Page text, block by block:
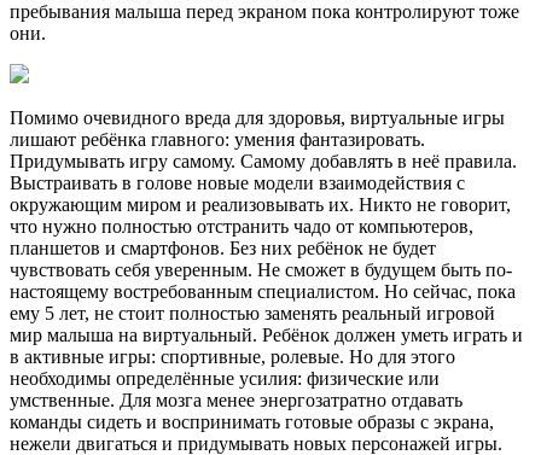
пребывания малыша перед экраном пока контролируют тоже
они.
Помимо очевидного вреда для здоровья, виртуальные игры
лишают ребёнка главного: умения фантазировать.
Придумывать игру самому. Самому добавлять в неё правила.
Выстраивать в голове новые модели взаимодействия с
окружающим миром и реализовывать их. Никто не говорит,
что нужно полностью отстранить чадо от компьютеров,
планшетов и смартфонов. Без них ребёнок не будет
чувствовать себя уверенным. Не сможет в будущем быть по-
настоящему востребованным специалистом. Но сейчас, пока
ему 5 лет, не стоит полностью заменять реальный игровой
мир малыша на виртуальный. Ребёнок должен уметь играть и
в активные игры: спортивные, ролевые. Но для этого
необходимы определённые усилия: физические или
умственные. Для мозга менее энергозатратно отдавать
команды сидеть и воспринимать готовые образы с экрана,
нежели двигаться и придумывать новых персонажей игры.